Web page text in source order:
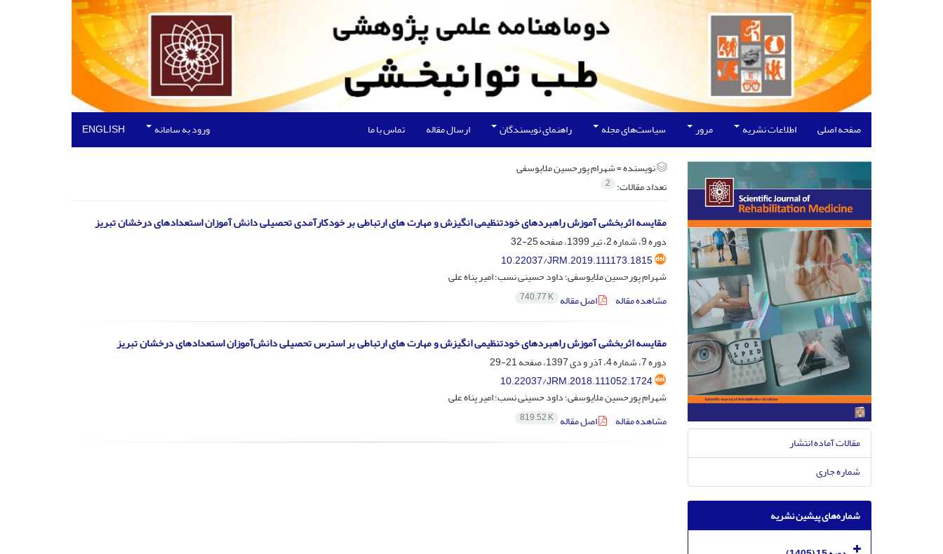
صفحه اصلی اطلاعات نشریه مرور سیاست‌های مجله راهنمای نویسندگان ارسال مقاله تماس با ما ورود به سامانه ENGLISH
نویسنده =شهرام پورحسین ملایوسفی
تعداد مقالات: 2
مقایسه اثربخشی آموزش راهبردهای خودتنظیمی انگیزش و مهارت های ارتباطی بر خودکارآمدی تحصیلی دانش آموزان استعدادهای درخشان تبریز
دوره 9، شماره 2، تیر 1399، صفحه
25-32
10.22037/JRM.2019.111173.1815
شهرام پورحسین ملایوسفی؛ داود حسینی نسب؛ امیر پناه علی
مشاهده مقاله
اصل مقاله 740.77 K
مقایسه اثربخشی آموزش راهبردهای خودتنظیمی انگیزش و مهارت های ارتباطی بر استرس تحصیلی دانش‌آموزان استعدادهای درخشان تبریز
دوره 7، شماره 4، آذر و دی 1397، صفحه
21-29
10.22037/JRM.2018.111052.1724
شهرام پورحسین ملایوسفی؛ داود حسینی نسب؛ امیر پناه علی
مشاهده مقاله
اصل مقاله 819.52 K
مقالات آماده انتشار
شماره جاری
شماره‌های پیشین نشریه